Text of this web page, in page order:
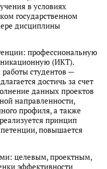
в условиях
государственном
дисциплины
профессиональную
(ИКТ).
студентов —
достичь за счет
данных проектов
направленности,
профиля, а также
принцип
повышается
целевым, проектным,
эффективности